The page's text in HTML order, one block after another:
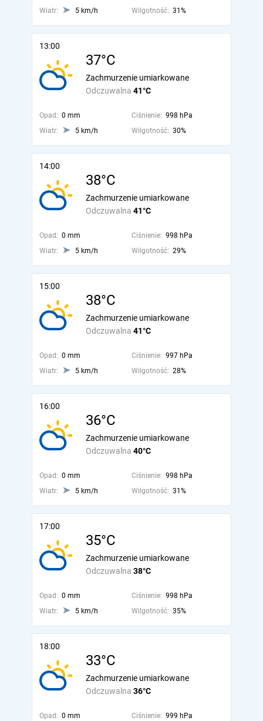
Wiatr:
5 km/h Wilgotność: 31%
13:00
37°C
Odczuwalna 41°C
Zachmurzenie umiarkowane
Opad: 0 mm Ciśnienie: 998 hPa
Wiatr:
5 km/h Wilgotność: 30%
14:00
38°C
Odczuwalna 41°C
Zachmurzenie umiarkowane
Opad: 0 mm Ciśnienie: 998 hPa
Wiatr:
5 km/h Wilgotność: 29%
15:00
38°C
Odczuwalna 41°C
Zachmurzenie umiarkowane
Opad: 0 mm Ciśnienie: 997 hPa
Wiatr:
5 km/h Wilgotność: 28%
16:00
36°C
Odczuwalna 40°C
Zachmurzenie umiarkowane
Opad: 0 mm Ciśnienie: 998 hPa
Wiatr:
5 km/h Wilgotność: 31%
17:00
35°C
Odczuwalna 38°C
Zachmurzenie umiarkowane
Opad: 0 mm Ciśnienie: 998 hPa
Wiatr:
5 km/h Wilgotność: 35%
18:00
33°C
Odczuwalna 36°C
Zachmurzenie umiarkowane
Opad: 0 mm Ciśnienie: 999 hPa